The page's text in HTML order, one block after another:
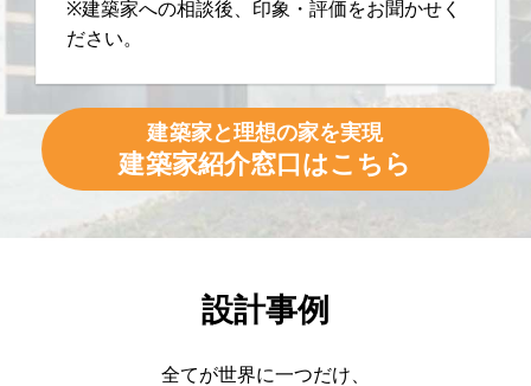
※建築家への相談後、印象・評価をお聞かせく
ださい。
建築家と理想の家を実現
建築家紹介窓口はこちら
設計事例
全てが世界に一つだけ、